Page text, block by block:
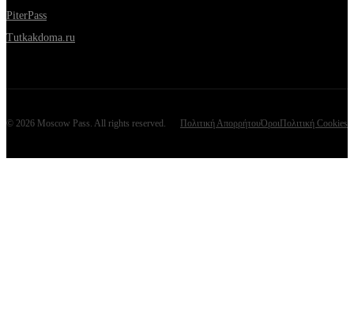
PiterPass
Tutkakdoma.ru
© 2026 Moscow Pass . All rights reserved. Πολιτική ΑπορρήτουΌροιΠολιτική Cookies